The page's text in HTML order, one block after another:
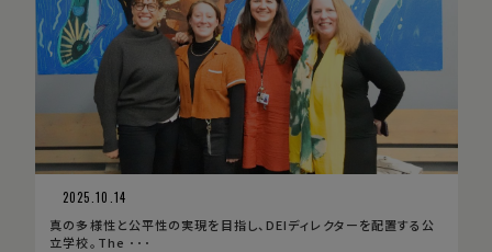
2025.10.14
真の多様性と公平性の実現を目指し、DEIディレクターを配置する公
立学校。The ･･･